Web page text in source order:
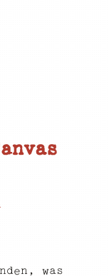
nden , was